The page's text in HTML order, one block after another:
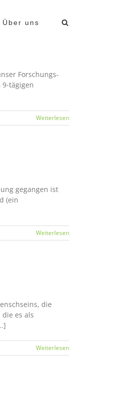
Über uns
Forschungs-
tägigen
Weiterlesen
gegangen ist
(ein
Weiterlesen
die
es als
Weiterlesen